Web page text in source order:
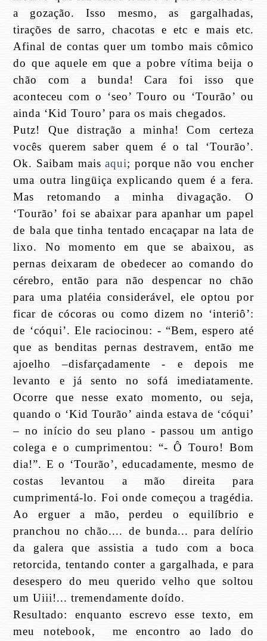
a gozação. Isso mesmo, as gargalhadas,
tirações de sarro, chacotas e etc e mais etc.
Afinal de contas quer um tombo mais cômico
do que aquele em que a pobre vítima beija o
chão com a bunda! Cara foi isso que
aconteceu com o ‘seo’ Touro ou ‘Tourão’ ou
ainda ‘Kid Touro’ para os mais chegados.
Putz! Que distração a minha! Com certeza
vocês querem saber quem é o tal ‘Tourão’.
Ok. Saibam maisaqui; porque não vou encher
uma outra lingüiça explicando quem é a fera.
Mas retomando a minha divagação. O
‘Tourão’ foi se abaixar para apanhar um papel
de bala que tinha tentado encaçapar na lata de
lixo. No momento em que se abaixou, as
pernas deixaram de obedecer ao comando do
cérebro, então para não despencar no chão
para uma platéia considerável, ele optou por
ficar de cócoras ou como dizem no ‘interiô’:
de ‘cóqui’. Ele raciocinou: - “Bem, espero até
que as benditas pernas destravem, então me
ajoelho –disfarçadamente - e depois me
levanto e já sento no sofá imediatamente.
Ocorre que nesse exato momento, ou seja,
quando o ‘Kid Tourão’ ainda estava de ‘cóqui’
– no início do seu plano - passou um antigo
colega e o cumprimentou: “- Ô Touro! Bom
dia!”. E o ‘Tourão’, educadamente, mesmo de
costas levantou a mão direita para
cumprimentá-lo. Foi onde começou a tragédia.
Ao erguer a mão, perdeu o equilíbrio e
pranchou no chão.... de bunda... para delírio
da galera que assistia a tudo com a boca
retorcida, tentando conter a gargalhada, e para
desespero do meu querido velho que soltou
um Uiii!... tremendamente doído.
Resultado: enquanto escrevo esse texto, em
meu notebook,
me encontro ao lado do